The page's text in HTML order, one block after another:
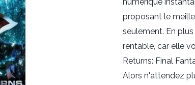
proposant le
seulement. En
rentable, car elle
Returns: Final
Alors n'attendez